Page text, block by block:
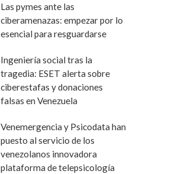
Las pymes ante las
ciberamenazas: empezar por lo
esencial para resguardarse
Ingeniería social tras la
tragedia: ESET alerta sobre
ciberestafas y donaciones
falsas en Venezuela
Venemergencia y Psicodata han
puesto al servicio de los
venezolanos innovadora
plataforma de telepsicología